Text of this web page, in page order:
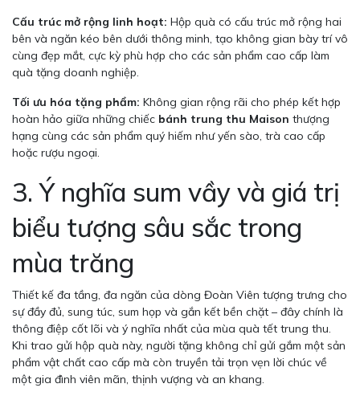
Cấu trúc mở rộng linh hoạt: Hộp quà có cấu trúc mở rộng hai
bên và ngăn kéo bên dưới thông minh, tạo không gian bày trí vô
cùng đẹp mắt, cực kỳ phù hợp cho các sản phẩm cao cấp làm
quà tặng doanh nghiệp.
Tối ưu hóa tặng phẩm: Không gian rộng rãi cho phép kết hợp
hoàn hảo giữa những chiếc bánh trung thu Maison thượng
hạng cùng các sản phẩm quý hiếm như yến sào, trà cao cấp
hoặc rượu ngoại.
3. Ý nghĩa sum vầy và giá trị
biểu tượng sâu sắc trong
mùa trăng
Thiết kế đa tầng, đa ngăn của dòng Đoàn Viên tượng trưng cho
sự đầy đủ, sung túc, sum họp và gắn kết bền chặt – đây chính là
thông điệp cốt lõi và ý nghĩa nhất của mùa quà tết trung thu.
Khi trao gửi hộp quà này, người tặng không chỉ gửi gắm một sản
phẩm vật chất cao cấp mà còn truyền tải trọn vẹn lời chúc về
một gia đình viên mãn, thịnh vượng và an khang.